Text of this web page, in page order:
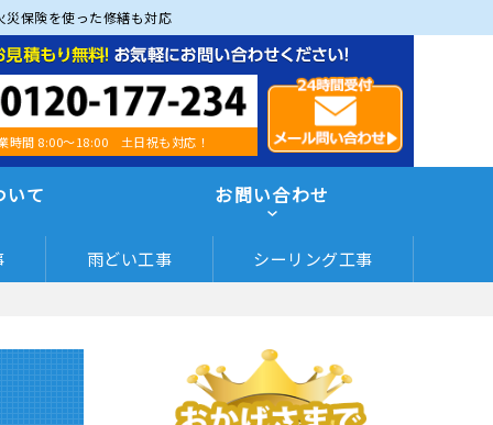
保険を使った修繕も対応
時間 8:00～18:00 土日祝も対応！
いて お問い合わせ
雨どい工事 シーリング工事